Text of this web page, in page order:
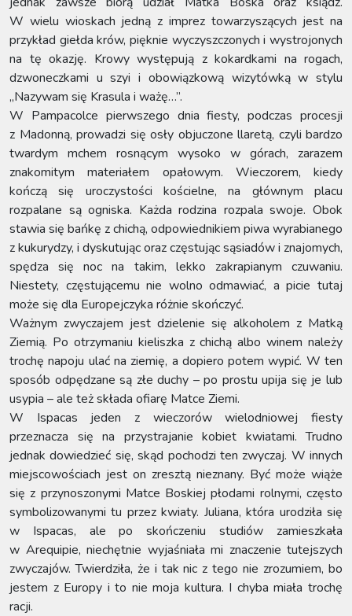
W wielu wioskach jedną z imprez towarzyszących jest na
przykład giełda krów, pięknie wyczyszczonych i wystrojonych
na tę okazję. Krowy występują z kokardkami na rogach,
dzwoneczkami u szyi i obowiązkową wizytówką w stylu
„Nazywam się Krasula i ważę…”.
W Pampacolce pierwszego dnia fiesty, podczas procesji
z Madonną, prowadzi się osły objuczone llaretą, czyli bardzo
twardym mchem rosnącym wysoko w górach, zarazem
znakomitym materiałem opałowym. Wieczorem, kiedy
kończą się uroczystości kościelne, na głównym placu
rozpalane są ogniska. Każda rodzina rozpala swoje. Obok
stawia się bańkę z chichą, odpowiednikiem piwa wyrabianego
z kukurydzy, i dyskutując oraz częstując sąsiadów i znajomych,
spędza się noc na takim, lekko zakrapianym czuwaniu.
Niestety, częstującemu nie wolno odmawiać, a picie tutaj
może się dla Europejczyka różnie skończyć.
Ważnym zwyczajem jest dzielenie się alkoholem z Matką
Ziemią. Po otrzymaniu kieliszka z chichą albo winem należy
trochę napoju ulać na ziemię, a dopiero potem wypić. W ten
sposób odpędzane są złe duchy – po prostu upija się je lub
usypia – ale też składa ofiarę Matce Ziemi.
W Ispacas jeden z wieczorów wielodniowej fiesty
przeznacza się na przystrajanie kobiet kwiatami. Trudno
jednak dowiedzieć się, skąd pochodzi ten zwyczaj. W innych
miejscowościach jest on zresztą nieznany. Być może wiąże
się z przynoszonymi Matce Boskiej płodami rolnymi, często
symbolizowanymi tu przez kwiaty. Juliana, która urodziła się
w Ispacas, ale po skończeniu studiów zamieszkała
w Arequipie, niechętnie wyjaśniała mi znaczenie tutejszych
zwyczajów. Twierdziła, że i tak nic z tego nie zrozumiem, bo
jestem z Europy i to nie moja kultura. I chyba miała trochę
racji.